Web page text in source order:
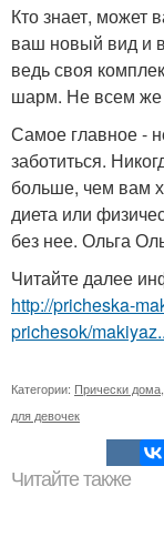
Кто знает, может
ваш новый вид и
ведь своя
шарм. Не всем же
Самое главное -
заботиться.
больше, чем вам
диета или
без нее. Ольга
Читайте далее
http://pricheska-
prichesok/
Категории: Прически дома
для девочек
Читайте также